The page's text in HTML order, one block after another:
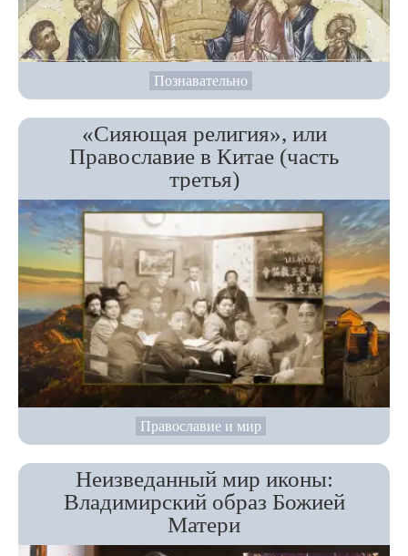
Познавательно
«Сияющая религия», или
Православие в Китае (часть
третья)
Православие и мир
Неизведанный мир иконы:
Владимирский образ Божией
Матери